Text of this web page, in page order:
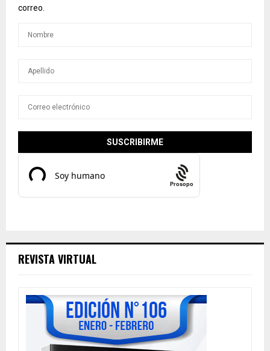
correo.
Prosopo
REVISTA VIRTUAL